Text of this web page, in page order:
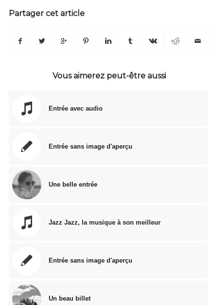
Partager cet article
Vous aimerez peut-être aussi
Entrée avec audio
Entrée sans image d'aperçu
Une belle entrée
Jazz Jazz, la musique à son meilleur
Entrée sans image d'aperçu
Un beau billet